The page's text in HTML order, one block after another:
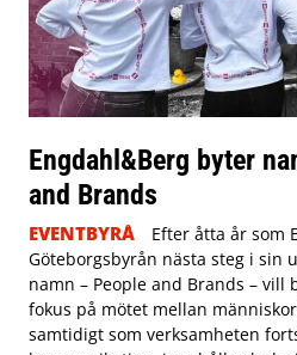
Engdahl&Berg byter
and Brands
EVENTBYRÅ
Efter åtta år som
Göteborgsbyrån nästa steg i sin
namn – People and Brands –
fokus på mötet mellan
samtidigt som verksamheten